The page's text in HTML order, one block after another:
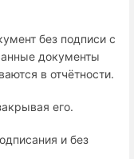
без подписи с
документы
в отчётности.
его.
и без